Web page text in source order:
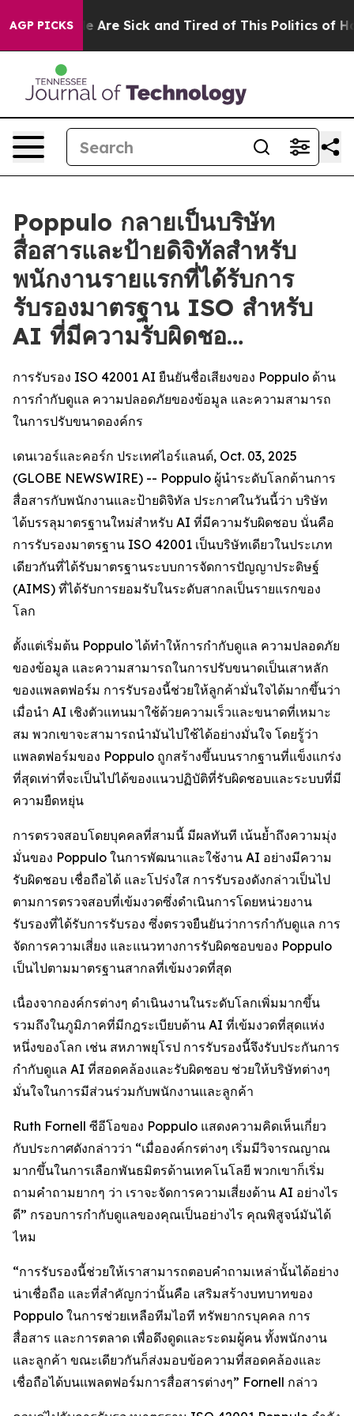
AGP PICKS
“People Are Sick and Tired of This Politics of
Poppulo กลายเป็นบริษัท
สื่อสารและป้ายดิจิทัลสำหรับ
พนักงานรายแรกที่ได้รับการ
รับรองมาตรฐาน ISO สำหรับ
AI ที่มีความรับผิดชอ…
การรับรอง ISO 42001 AI ยืนยันชื่อเสียงของ Poppulo ด้าน
การกำกับดูแล ความปลอดภัยของข้อมูล และความสามารถ
ในการปรับขนาดองค์กร
เดนเวอร์และคอร์ก ประเทศไอร์แลนด์, Oct. 03, 2025
(GLOBE NEWSWIRE) -- Poppulo ผู้นำระดับโลกด้านการ
สื่อสารกับพนักงานและป้ายดิจิทัล ประกาศในวันนี้ว่า บริษัท
ได้บรรลุมาตรฐานใหม่สำหรับ AI ที่มีความรับผิดชอบ นั่นคือ
การรับรองมาตรฐาน ISO 42001 เป็นบริษัทเดียวในประเภท
เดียวกันที่ได้รับมาตรฐานระบบการจัดการปัญญาประดิษฐ์
(AIMS) ที่ได้รับการยอมรับในระดับสากลเป็นรายแรกของ
โลก
ตั้งแต่เริ่มต้น Poppulo ได้ทำให้การกำกับดูแล ความปลอดภัย
ของข้อมูล และความสามารถในการปรับขนาดเป็นเสาหลัก
ของแพลตฟอร์ม การรับรองนี้ช่วยให้ลูกค้ามั่นใจได้มากขึ้นว่า
เมื่อนำ AI เชิงตัวแทนมาใช้ด้วยความเร็วและขนาดที่เหมาะ
สม พวกเขาจะสามารถนำมันไปใช้ได้อย่างมั่นใจ โดยรู้ว่า
แพลตฟอร์มของ Poppulo ถูกสร้างขึ้นบนรากฐานที่แข็งแกร่ง
ที่สุดเท่าที่จะเป็นไปได้ของแนวปฏิบัติที่รับผิดชอบและระบบที่มี
ความยืดหยุ่น
การตรวจสอบโดยบุคคลที่สามนี้ มีผลทันที เน้นย้ำถึงความมุ่ง
มั่นของ Poppulo ในการพัฒนาและใช้งาน AI อย่างมีความ
รับผิดชอบ เชื่อถือได้ และโปร่งใส การรับรองดังกล่าวเป็นไป
ตามการตรวจสอบที่เข้มงวดซึ่งดำเนินการโดยหน่วยงาน
รับรองที่ได้รับการรับรอง ซึ่งตรวจยืนยันว่าการกำกับดูแล การ
จัดการความเสี่ยง และแนวทางการรับผิดชอบของ Poppulo
เป็นไปตามมาตรฐานสากลที่เข้มงวดที่สุด
เนื่องจากองค์กรต่างๆ ดำเนินงานในระดับโลกเพิ่มมากขึ้น
รวมถึงในภูมิภาคที่มีกฎระเบียบด้าน AI ที่เข้มงวดที่สุดแห่ง
หนึ่งของโลก เช่น สหภาพยุโรป การรับรองนี้จึงรับประกันการ
กำกับดูแล AI ที่สอดคล้องและรับผิดชอบ ช่วยให้บริษัทต่างๆ
มั่นใจในการมีส่วนร่วมกับพนักงานและลูกค้า
Ruth Fornell ซีอีโอของ Poppulo แสดงความคิดเห็นเกี่ยว
กับประกาศดังกล่าวว่า “เมื่อองค์กรต่างๆ เริ่มมีวิจารณญาณ
มากขึ้นในการเลือกพันธมิตรด้านเทคโนโลยี พวกเขาก็เริ่ม
ถามคำถามยากๆ ว่า เราจะจัดการความเสี่ยงด้าน AI อย่างไร
ดี” กรอบการกำกับดูแลของคุณเป็นอย่างไร คุณพิสูจน์มันได้
ไหม
“การรับรองนี้ช่วยให้เราสามารถตอบคำถามเหล่านั้นได้อย่าง
น่าเชื่อถือ และที่สำคัญกว่านั้นคือ เสริมสร้างบทบาทของ
Poppulo ในการช่วยเหลือทีมไอที ทรัพยากรบุคคล การ
สื่อสาร และการตลาด เพื่อดึงดูดและระดมผู้คน ทั้งพนักงาน
และลูกค้า ขณะเดียวกันก็ส่งมอบข้อความที่สอดคล้องและ
เชื่อถือได้บนแพลตฟอร์มการสื่อสารต่างๆ” Fornell กล่าว